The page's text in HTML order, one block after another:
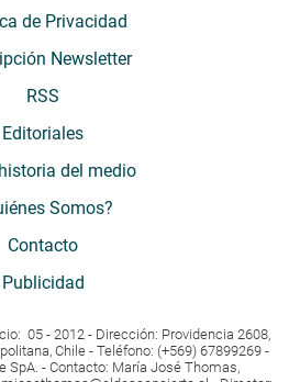
de Privacidad
Newsletter
RSS
Editoriales
del medio
Somos?
Contacto
Publicidad
05 - 2012 - Dirección: Providencia 2608,
Chile - Teléfono: (+569) 67899269 -
SpA. - Contacto: María José Thomas,